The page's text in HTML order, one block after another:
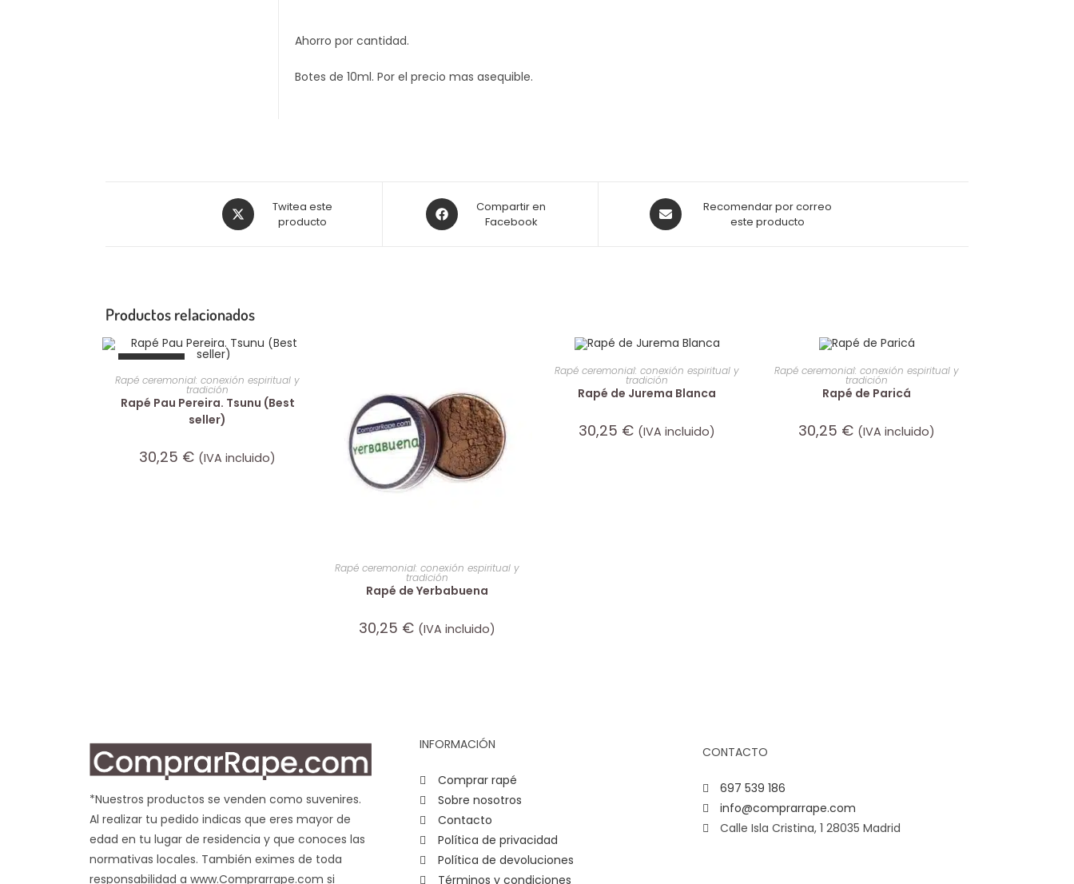
Ahorro por cantidad.
Botes de 10ml. Por el precio mas asequible.
Twitea este
producto
Compartir en
Facebook
Recomendar por correo
este producto
Productos relacionados
AGOTADO
LEER MÁS
Rapé ceremonial: conexión espiritual y
tradición
Rapé Pau Pereira. Tsunu (Best
seller)
30,25 € (IVA incluido)
AÑADIR AL CARRITO
Rapé ceremonial: conexión espiritual y
tradición
Rapé de Yerbabuena
30,25 € (IVA incluido)
AÑADIR AL CARRITO
Rapé ceremonial: conexión espiritual y
tradición
Rapé de Jurema Blanca
30,25 € (IVA incluido)
AÑADIR AL CARRITO
Rapé ceremonial: conexión espiritual y
tradición
Rapé de Paricá
30,25 € (IVA incluido)
*Nuestros productos se venden como suvenires.
Al realizar tu pedido indicas que eres mayor de
edad en tu lugar de residencia y que conoces las
normativas locales. También eximes de toda
responsabilidad a www.Comprarrape.com si
INFORMACIÓN
Comprar rapé
Sobre nosotros
Contacto
Política de privacidad
Política de devoluciones
Términos y condiciones
CONTACTO
697 539 186
info@comprarrape.com
Calle Isla Cristina, 1 28035 Madrid